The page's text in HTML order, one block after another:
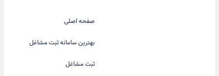
صفحه اصلی
بهترین سامانه ثبت مشاغل
ثبت مشاغل